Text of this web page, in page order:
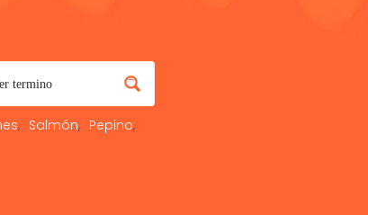
Salmón
Pepino